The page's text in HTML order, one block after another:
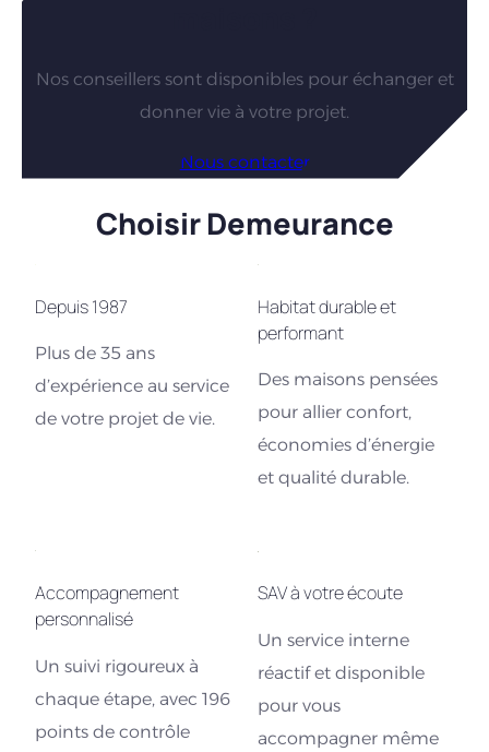
Nos conseillers sont disponibles pour échanger et
donner vie à votre projet.
Nous contacter
Choisir Demeurance
Depuis 1987
Plus de 35 ans
d’expérience au service
de votre projet de vie.
Habitat durable et
performant
Des maisons pensées
pour allier confort,
économies d’énergie
et qualité durable.
Accompagnement
personnalisé
Un suivi rigoureux à
chaque étape, avec 196
points de contrôle
SAV à votre écoute
Un service interne
réactif et disponible
pour vous
accompagner même